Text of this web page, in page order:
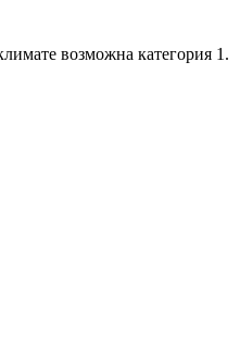
возможна категория 1.